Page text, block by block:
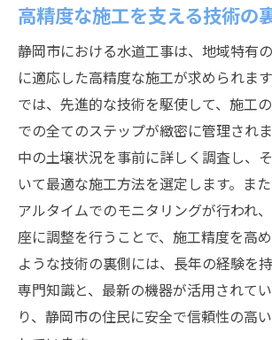
高精度な施工を支える技術の
静岡市における水道工事は、地域特有
に適応した高精度な施工が求められま
では、先進的な技術を駆使して、施工
での全てのステップが緻密に管理され
中の土壌状況を事前に詳しく調査し、
いて最適な施工方法を選定します。ま
アルタイムでのモニタリングが行われ
座に調整を行うことで、施工精度を高
ような技術の裏側には、長年の経験を
専門知識と、最新の機器が活用されて
り、静岡市の住民に安全で信頼性の高